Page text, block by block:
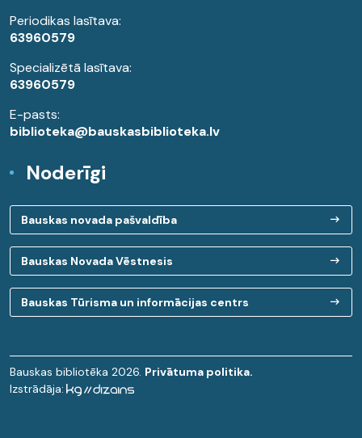
Periodikas lasītava:
63960579
Specializētā lasītava:
63960579
E-pasts:
biblioteka@bauskasbiblioteka.lv
Noderīgi
Bauskas novada pašvaldība
Bauskas Novada Vēstnesis
Bauskas Tūrisma un informācijas centrs
Bauskas bibliotēka 2026. Privātuma politika.
Izstrādāja: